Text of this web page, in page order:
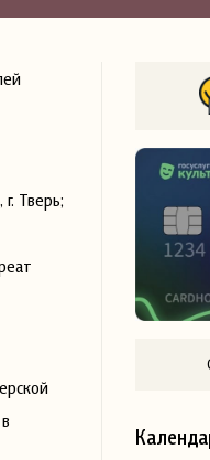
Тверь;